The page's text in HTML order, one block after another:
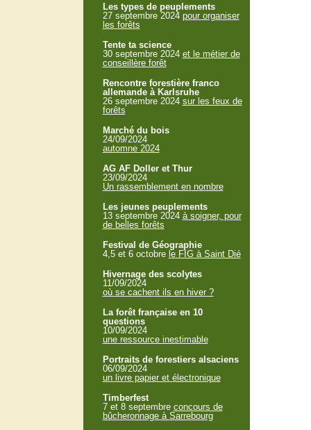
Les types de peuplements
27 septembre 2024 pour organiser
les forêts
Tente ta science
30 septembre 2024 et le métier de
conseillère forêt
Rencontre forestière franco
allemande à Karlsruhe
26 septembre 2024 sur les feux de
forêts
Marché du bois
24/09/2024
automne 2024
AG AF Doller et Thur
23/09/2024
Un rassemblement en nombre
Les jeunes peuplements
13 septembre 2024 à soigner, pour
de belles forêts
Festival de Géographie
4,5 et 6 octobre le FIG à Saint Dié
Hivernage des scolytes
11/09/2024
où se cachent ils en hiver ?
La forêt française en 10
questions
10/09/2024
une ressource inestimable
Portraits de forestiers alsaciens
06/09/2024
un livre papier et électronique
Timberfest
7 et 8 septembre concours de
bûcheronnage à Sarrebourg